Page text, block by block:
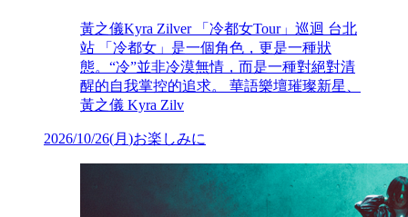
黃之儀Kyra Zilver 「冷都女Tour」巡迴 台北
站 「冷都女」是一個角色，更是一種狀
態。“冷”並非冷漠無情，而是一種對絕對清
醒的自我掌控的追求。 華語樂壇璀璨新星、
黃之儀 Kyra Zilv
2026/10/26(月 )お楽しみに